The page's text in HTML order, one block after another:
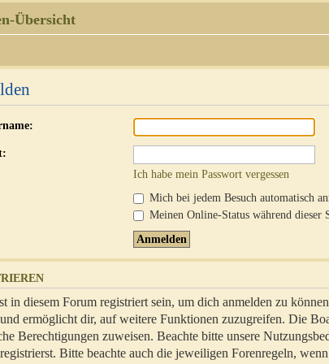
Übersicht
Ich habe mein Passwort vergessen
Mich bei jedem Besuch automatisch
Meinen Online-Status während dieser
in diesem Forum registriert sein, um dich anmelden zu
ermöglicht dir, auf weitere Funktionen zuzugreifen. Die
Berechtigungen zuweisen. Beachte bitte unsere
Bitte beachte auch die jeweiligen Forenregeln,